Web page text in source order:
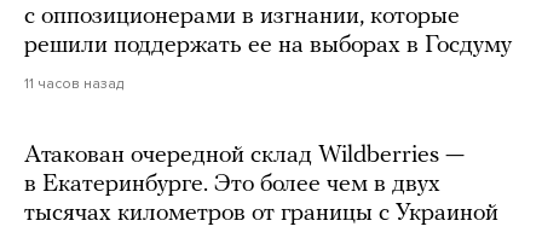
с оппозиционерами в изгнании, которые
решили поддержать ее на выборах в Госдуму
11 часов назад
Атакован очередной склад Wildberries —
в Екатеринбурге. Это более чем в двух
тысячах километров от границы с Украиной